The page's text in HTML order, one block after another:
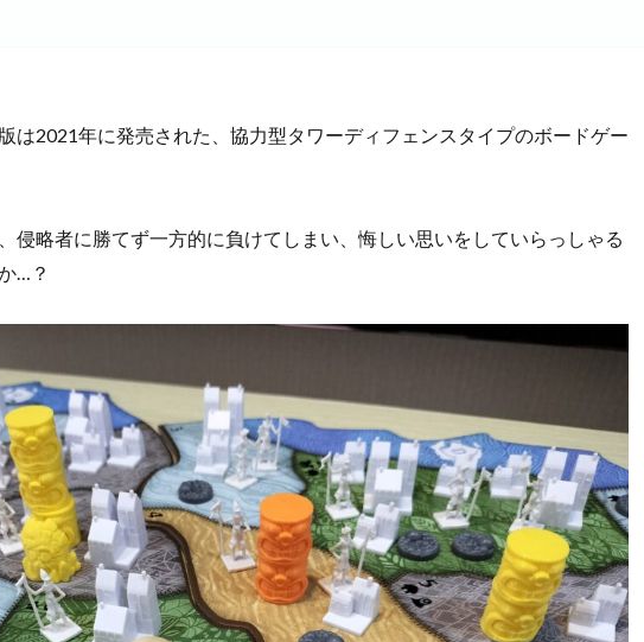
は2021年に発売された、協力型タワーディフェンスタイプのボードゲー
侵略者に勝てず一方的に負けてしまい、悔しい思いをしていらっしゃる
…？